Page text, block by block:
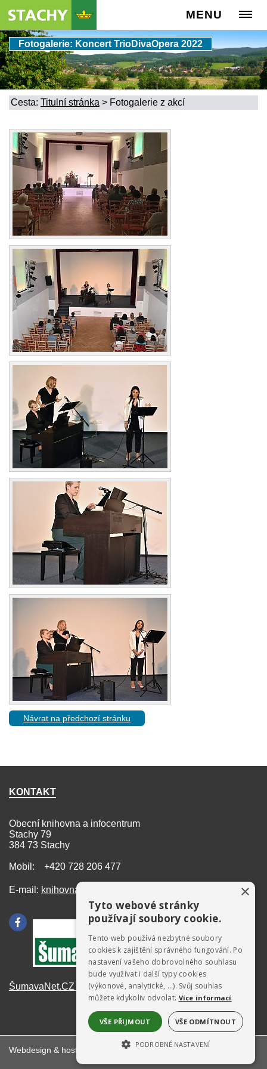
MENU
Fotogalerie: Koncert TrioDivaOpera 2022
Cesta: Titulní stránka > Fotogalerie z akcí
Návrat na předchozí stránku
KONTAKT
Obecní knihovna a infocentrum
Stachy 79
384 73 Stachy
Mobil: +420 728 206 477
E-mail: knihovna@stachy.net
ŠumavaNet.CZ - informace o regionu
Webdesign & hosting: ŠumavaNet.CZ
×
Tyto webové stránky
používají soubory cookie.
Tento web používá nezbytné soubory
cookies k zajištění správného fungování. Po
nastavení vašeho dobrovolného souhlasu
bude využívat i další typy cookies
(výkonové, analytické, …). Svůj souhlas
můžete kdykoliv odvolat. Více informací
VŠE PŘIJMOUT VŠE ODMÍTNOUT
PODROBNÉ NASTAVENÍ
NEZBYTNĚ NUTNÉ SOUBORY